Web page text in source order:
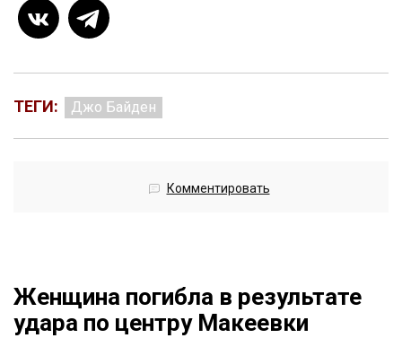
ТЕГИ: Джо Байден
Комментировать
Женщина погибла в результате
удара по центру Макеевки